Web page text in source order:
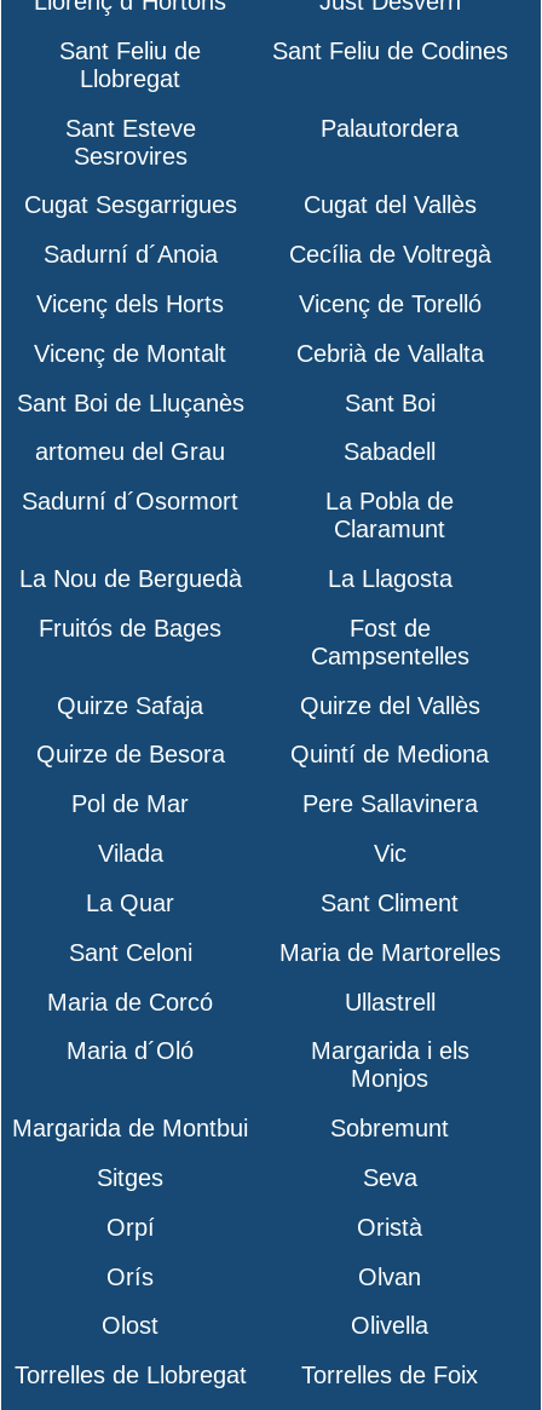
Sant Feliu de
Llobregat
Sant Feliu de Codines
Sant Esteve
Sesrovires
Palautordera
Cugat Sesgarrigues
Cugat del Vallès
Sadurní d´Anoia
Cecília de Voltregà
Vicenç dels Horts
Vicenç de Torelló
Vicenç de Montalt
Cebrià de Vallalta
Sant Boi de Lluçanès
Sant Boi
artomeu del Grau
Sabadell
Sadurní d´Osormort
La Pobla de
Claramunt
La Nou de Berguedà
La Llagosta
Fruitós de Bages
Fost de
Campsentelles
Quirze Safaja
Quirze del Vallès
Quirze de Besora
Quintí de Mediona
Pol de Mar
Pere Sallavinera
Vilada
Vic
La Quar
Sant Climent
Sant Celoni
Maria de Martorelles
Maria de Corcó
Ullastrell
Maria d´Oló
Margarida i els
Monjos
Margarida de Montbui
Sobremunt
Sitges
Seva
Orpí
Oristà
Orís
Olvan
Olost
Olivella
Torrelles de Llobregat
Torrelles de Foix